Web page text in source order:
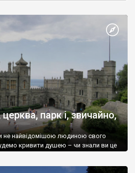
парк і, звичайно,
не найвідомішою людиною свого
кривити душею – чи знали ви це